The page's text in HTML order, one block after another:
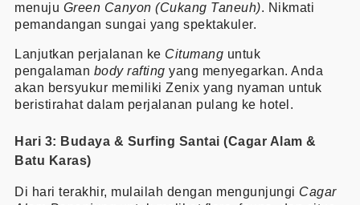
menuju Green Canyon (Cukang Taneuh). Nikmati
pemandangan sungai yang spektakuler.
Lanjutkan perjalanan ke Citumang untuk
pengalaman body rafting yang menyegarkan. Anda
akan bersyukur memiliki Zenix yang nyaman untuk
beristirahat dalam perjalanan pulang ke hotel.
Hari 3: Budaya & Surfing Santai (Cagar Alam &
Batu Karas)
Di hari terakhir, mulailah dengan mengunjungi Cagar